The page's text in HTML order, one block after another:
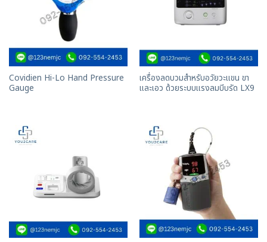
Covidien Hi-Lo Hand Pressure
Gauge
เครื่องลดบวมสำหรับอวัยวะแขน ขา
และเอว ด้วยระบบแรงลมบีบรัด LX9